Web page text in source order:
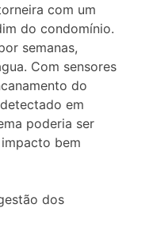
com um
do condomínio.
semanas,
Com sensores
do
em
poderia ser
bem
dos